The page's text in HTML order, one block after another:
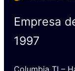
Empresa
1997
Columbia TI –